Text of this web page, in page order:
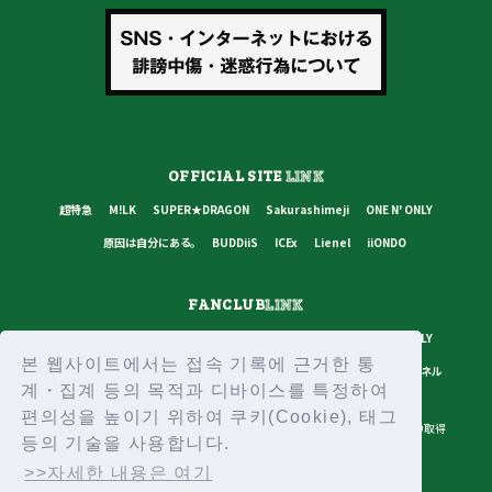
본 웹사이트에서는 접속 기록에 근거한 통
계・집계 등의 목적과 디바이스를 특정하여
편의성을 높이기 위하여 쿠키(Cookie), 태그
등의 기술을 사용합니다.
>>자세한 내용은 여기
OFFICIAL SITELINK
超特急 M!LK SUPER★DRAGON Sakurashimeji
ONE N' ONLY
原因は自分にある。
BUDDiiS ICEx Lienel iiONDO
FANCLUBLINK
ONE N' ONLY
原因は自分にある。
BUDDiiS ICEx Lienel スターダストチャンネル
プライバシーポリシー ご利用規約 推奨環境 ヘルプ・お問い合わせ
ID取得